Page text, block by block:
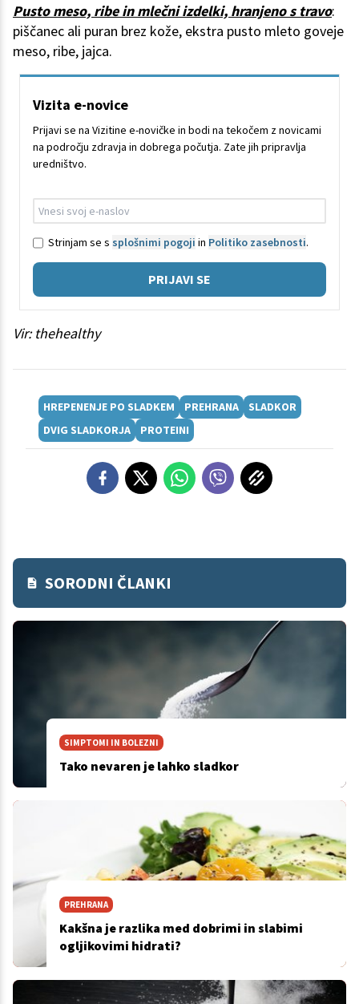
Pusto meso, ribe in mlečni izdelki, hranjeno s travo:
piščanec ali puran brez kože, ekstra pusto mleto goveje
meso, ribe, jajca.
Vizita e-novice
Prijavi se na Vizitine e-novičke in bodi na tekočem z novicami
na področju zdravja in dobrega počutja. Zate jih pripravlja
uredništvo.
Strinjam se s splošnimi pogoji in Politiko zasebnosti.
PRIJAVI SE
Vir: thehealthy
HREPENENJE PO SLADKEM PREHRANA
SLADKOR
DVIG SLADKORJA
PROTEINI
SORODNI ČLANKI
SIMPTOMI IN BOLEZNI
Tako nevaren je lahko sladkor
PREHRANA
Kakšna je razlika med dobrimi in slabimi
ogljikovimi hidrati?